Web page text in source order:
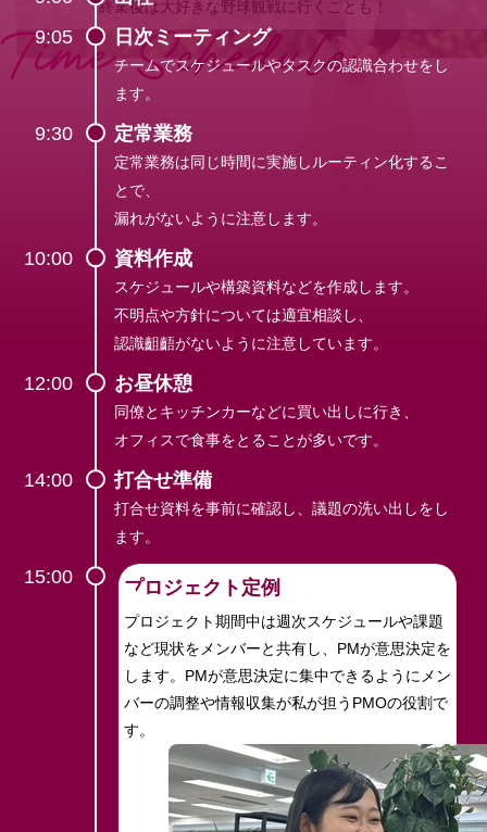
終業後は大好きな野球観戦に行くことも！
9:05
日次ミーティング
チームでスケジュールやタスクの認識合わせをし
ます。
9:30 定常業務
定常業務は同じ時間に実施し ルーティン化するこ
とで、
漏れがないように注意します。
10:00 資料作成
スケジュールや構築資料などを作成します。
不明点や方針については適宜相談し、
認識齟齬がないように注意しています。
12:00 お昼休憩
同僚とキッチンカーなどに買い出しに行き、
オフィスで食事をとることが多いです。
14:00 打合せ準備
打合せ資料を事前に確認し、 議題の洗い出しをし
ます。
15:00 プロジェクト定例
プロジェクト期間中は週次スケジュールや課題
など現状をメンバーと共有し、PMが意思決定を
します。PMが意思決定に集中できるようにメン
バーの調整や情報収集が私が担うPMOの役割で
す。